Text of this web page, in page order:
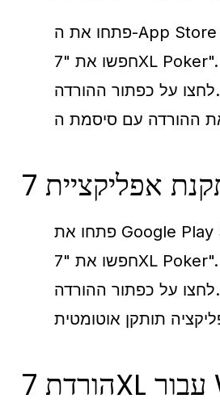
חפשו את "7XL Poker".
לחצו על כפתור ההורדה.
חפשו את "7XL Poker".
לחצו על כפתור ההורדה.